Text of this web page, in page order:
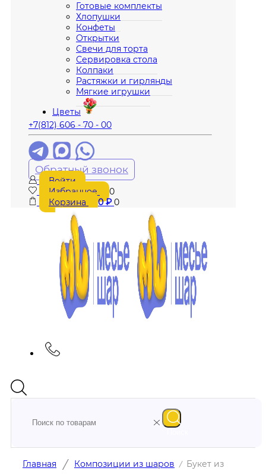
Готовые комплекты
Хлопушки
Конфеты
Открытки
Свечи для торта
Сервировка стола
Колпаки
Растяжки и гирлянды
Мягкие игрушки
Цветы
+7(812) 606 - 70 - 00
Обратный звонок
Войти
Избранное
0
Корзина
0₽ 0
Главная / Композиции из шаров / Букет из